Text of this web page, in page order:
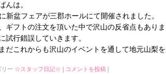
んは。
新盆フェアが三郡ホールにて開催されました。
ギフトの注文を頂いた中で沢山の反省点もあり
試行錯誤していきます。
だこれからも沢山のイベントを通して地元山梨
リー ☆スタッフ日記☆ コメントを投稿